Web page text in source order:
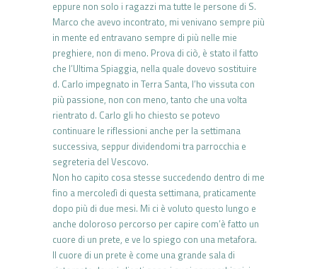
eppure non solo i ragazzi ma tutte le persone di S.
Marco che avevo incontrato, mi venivano sempre più
in mente ed entravano sempre di più nelle mie
preghiere, non di meno. Prova di ciò, è stato il fatto
che l’Ultima Spiaggia, nella quale dovevo sostituire
d. Carlo impegnato in Terra Santa, l’ho vissuta con
più passione, non con meno, tanto che una volta
rientrato d. Carlo gli ho chiesto se potevo
continuare le riflessioni anche per la settimana
successiva, seppur dividendomi tra parrocchia e
segreteria del Vescovo.
Non ho capito cosa stesse succedendo dentro di me
fino a mercoledì di questa settimana, praticamente
dopo più di due mesi. Mi ci è voluto questo lungo e
anche doloroso percorso per capire com’è fatto un
cuore di un prete, e ve lo spiego con una metafora.
Il cuore di un prete è come una grande sala di